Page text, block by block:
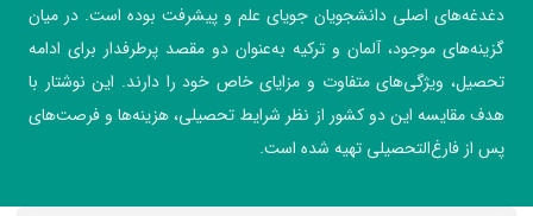
دغدغه‌های اصلی دانشجویان جویای علم و پیشرفت بوده است. در میان
گزینه‌های موجود، آلمان و ترکیه به‌عنوان دو مقصد پرطرفدار برای ادامه
تحصیل، ویژگی‌های متفاوت و مزایای خاص خود را دارند. این نوشتار با
هدف مقایسه این دو کشور از نظر شرایط تحصیلی، هزینه‌ها و فرصت‌های
پس از فارغ‌التحصیلی تهیه شده است.